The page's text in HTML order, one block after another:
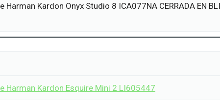
Harman Kardon Onyx Studio 8 ICA077NA CERRADA EN
Harman Kardon Esquire Mini 2 LI605447